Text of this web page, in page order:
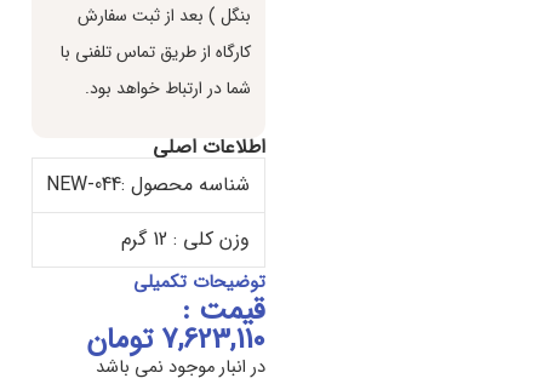
بنگل ) بعد از ثبت سفارش
كارگاه از طريق تماس تلفني با
شما در ارتباط خواهد بود.
اطلاعات اصلی
شناسه محصول :NEW-044
وزن کلی : 12 گرم
توضیحات تکمیلی
قیمت :
7,623,110 تومان
در انبار موجود نمی باشد